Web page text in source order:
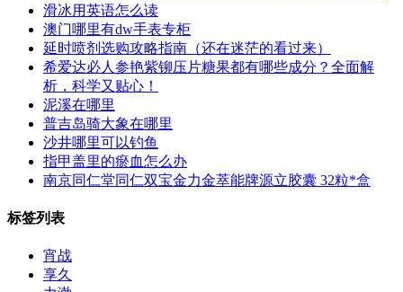
滑冰用英语怎么读
澳门哪里有dw手表专柜
延时喷剂选购攻略指南（还在迷茫的看过来）
希爱达必人参艳紫铆压片糖果都有哪些成分？全面解
析，科学又贴心！
泥溪在哪里
普吉岛骑大象在哪里
沙井哪里可以钓鱼
指甲盖里的瘀血怎么办
南京同仁堂同仁双宝金力金萃能牌源立胶囊 32粒*盒
标签列表
宵战
享久